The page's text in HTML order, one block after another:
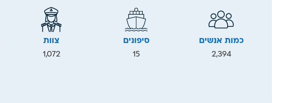
כמות אנשים
2,394
סיפונים
15
צוות
1,072